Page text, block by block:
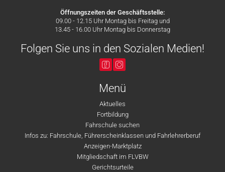
Öffnungszeiten der Geschäftsstelle:
09.00 - 12.15 Uhr Montag bis Freitag und
13.45 - 16.00 Uhr Montag bis Donnerstag
Folgen Sie uns in den Sozialen Medien!
Menü
Aktuelles
Fortbildung
Fahrschule suchen
Infos zu: Fahrschule, Führerscheinklassen und Fahrlehrerberuf
Anzeigen-Marktplatz
Mitgliedschaft im FLVBW
Gerichtsurteile